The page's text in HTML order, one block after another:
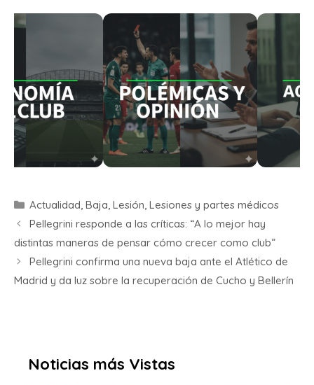
Actualidad, Baja, Lesión, Lesiones y partes médicos
Pellegrini responde a las críticas: “A lo mejor hay
distintas maneras de pensar cómo crecer como club”
Pellegrini confirma una nueva baja ante el Atlético de
Madrid y da luz sobre la recuperación de Cucho y Bellerín
Noticias más Vistas